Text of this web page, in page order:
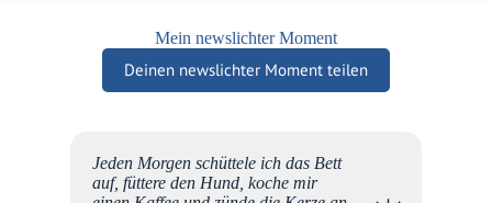
Mein newslichter Moment
Deinen newslichter Moment teilen
Jeden Morgen schüttele ich das Bett
auf, füttere den Hund, koche mir